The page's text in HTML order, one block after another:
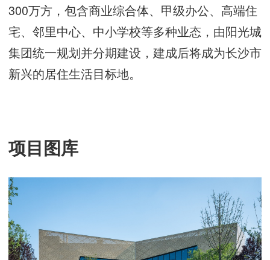
300万方，包含商业综合体、甲级办公、高端住
宅、邻里中心、中小学校等多种业态，由阳光城
集团统一规划并分期建设，建成后将成为长沙市
新兴的居住生活目标地。
项目图库